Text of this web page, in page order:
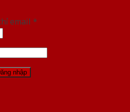
email *
nhập